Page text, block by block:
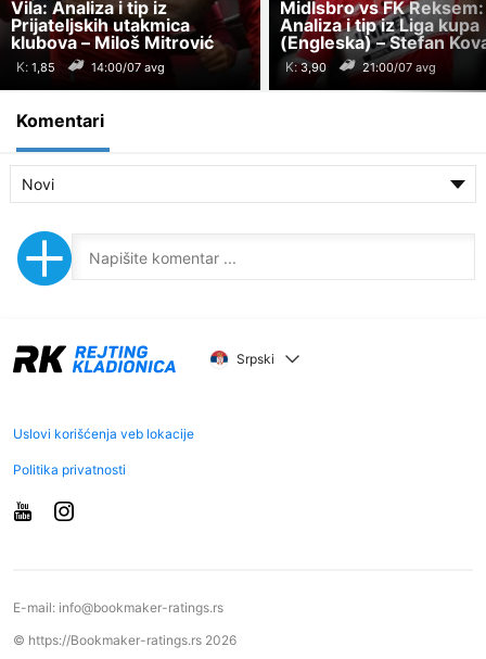
Vila: Analiza i tip iz
Prijateljskih utakmica
klubova – Miloš Mitrović
K: 14:00/07 avg
Midlsbro vs FK Reksem:
Analiza i tip iz Liga kupa
(Engleska) – Stefan
K: 21:00/07 avg
Komentari
Novi
Srpski
Uslovi korišćenja veb lokacije
Politika privatnosti
E-mail: info@bookmaker-ratings.rs
© https://Bookmaker-ratings.rs 2026